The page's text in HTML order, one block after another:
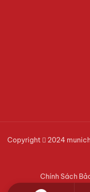
Copyright  2024
Chính Sách